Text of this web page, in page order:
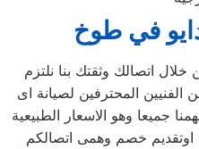
في طوخ
اتصالك وثقتك بنا نلتزم
الفنيين المحترفين لصيانة اى
جميعا وهو الاسعار الطبيعية
اوتقديم خصم وهمى اتصالكم